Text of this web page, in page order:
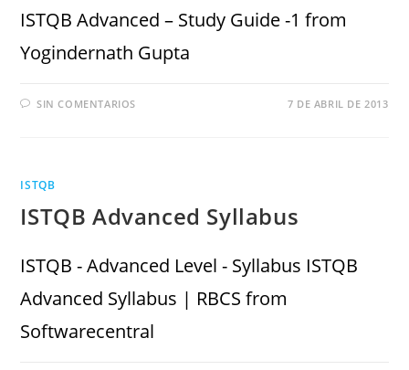
ISTQB Advanced – Study Guide -1 from
Yogindernath Gupta
SIN COMENTARIOS 7 DE ABRIL DE 2013
ISTQB
ISTQB Advanced Syllabus
ISTQB - Advanced Level - Syllabus ISTQB
Advanced Syllabus | RBCS from
Softwarecentral